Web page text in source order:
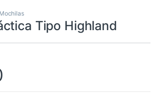
Mochilas
Tipo Highland